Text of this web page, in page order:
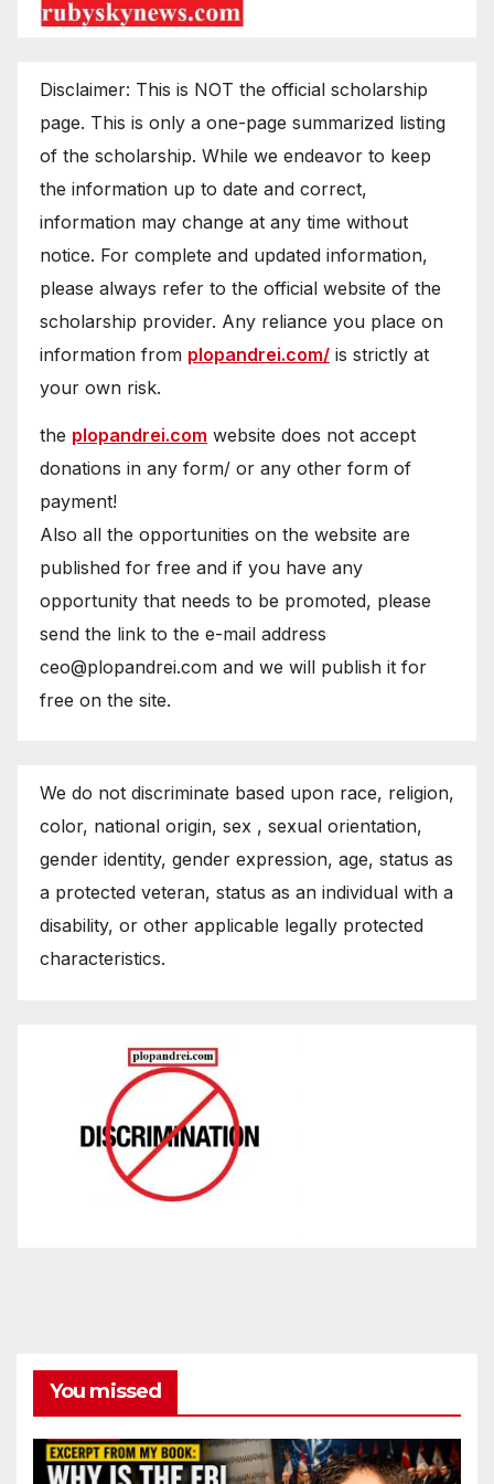
Disclaimer: This is NOT the official scholarship
page. This is only a one-page summarized listing
of the scholarship. While we endeavor to keep
the information up to date and correct,
information may change at any time without
notice. For complete and updated information,
please always refer to the official website of the
scholarship provider. Any reliance you place on
information from plopandrei.com/ is strictly at
your own risk.
the plopandrei.com website does not accept
donations in any form/ or any other form of
payment!
Also all the opportunities on the website are
published for free and if you have any
opportunity that needs to be promoted, please
send the link to the e-mail address
ceo@plopandrei.com and we will publish it for
free on the site.
We do not discriminate based upon race, religion,
color, national origin, sex , sexual orientation,
gender identity, gender expression, age, status as
a protected veteran, status as an individual with a
disability, or other applicable legally protected
characteristics.
You missed